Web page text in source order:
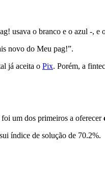
usava o branco e o azul -, e
novo do Meu pag!”.
já aceita o Pix. Porém, a
um dos primeiros a oferecer
índice de solução de 70.2%.